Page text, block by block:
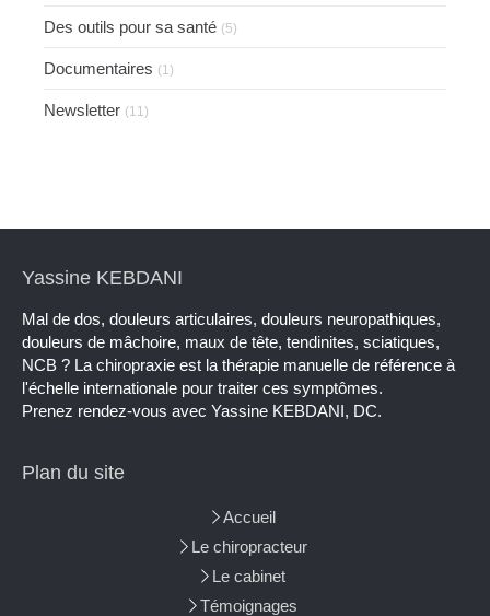
Des outils pour sa santé (5)
Documentaires (1)
Newsletter (11)
Yassine KEBDANI
Mal de dos, douleurs articulaires, douleurs neuropathiques,
douleurs de mâchoire, maux de tête, tendinites, sciatiques,
NCB ? La chiropraxie est la thérapie manuelle de référence à
l'échelle internationale pour traiter ces symptômes.
Prenez rendez-vous avec Yassine KEBDANI, DC.
Plan du site
Accueil
Le chiropracteur
Le cabinet
Témoignages